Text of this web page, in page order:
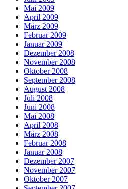
Mai 2009
April 2009
März 2009
Februar 2009
Januar 2009
Dezember 2008
November 2008
Oktober 2008
September 2008
August 2008
Juli 2008
Juni 2008
Mai 2008
April 2008
März 2008
Februar 2008
Januar 2008
Dezember 2007
November 2007
Oktober 2007